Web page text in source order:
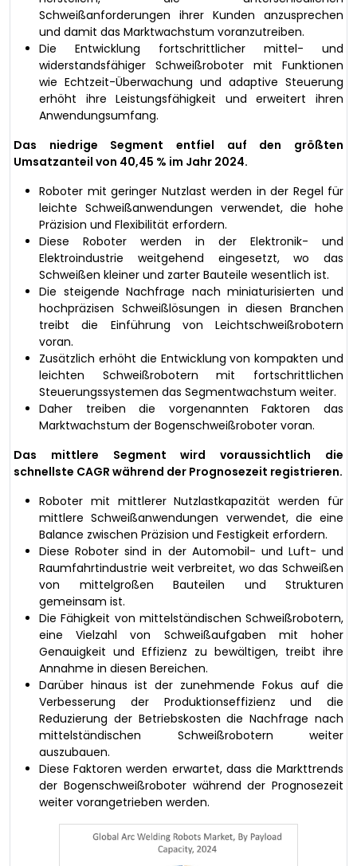
Schweißanforderungen ihrer Kunden anzusprechen
und damit das Marktwachstum voranzutreiben.
Die Entwicklung fortschrittlicher mittel- und
widerstandsfähiger Schweißroboter mit Funktionen
wie Echtzeit-Überwachung und adaptive Steuerung
erhöht ihre Leistungsfähigkeit und erweitert ihren
Anwendungsumfang.
Das niedrige Segment entfiel auf den größten
Umsatzanteil von 40,45 % im Jahr 2024.
Roboter mit geringer Nutzlast werden in der Regel für
leichte Schweißanwendungen verwendet, die hohe
Präzision und Flexibilität erfordern.
Diese Roboter werden in der Elektronik- und
Elektroindustrie weitgehend eingesetzt, wo das
Schweißen kleiner und zarter Bauteile wesentlich ist.
Die steigende Nachfrage nach miniaturisierten und
hochpräzisen Schweißlösungen in diesen Branchen
treibt die Einführung von Leichtschweißrobotern
voran.
Zusätzlich erhöht die Entwicklung von kompakten und
leichten Schweißrobotern mit fortschrittlichen
Steuerungssystemen das Segmentwachstum weiter.
Daher treiben die vorgenannten Faktoren das
Marktwachstum der Bogenschweißroboter voran.
Das mittlere Segment wird voraussichtlich die
schnellste CAGR während der Prognosezeit registrieren.
Roboter mit mittlerer Nutzlastkapazität werden für
mittlere Schweißanwendungen verwendet, die eine
Balance zwischen Präzision und Festigkeit erfordern.
Diese Roboter sind in der Automobil- und Luft- und
Raumfahrtindustrie weit verbreitet, wo das Schweißen
von mittelgroßen Bauteilen und Strukturen
gemeinsam ist.
Die Fähigkeit von mittelständischen Schweißrobotern,
eine Vielzahl von Schweißaufgaben mit hoher
Genauigkeit und Effizienz zu bewältigen, treibt ihre
Annahme in diesen Bereichen.
Darüber hinaus ist der zunehmende Fokus auf die
Verbesserung der Produktionseffizienz und die
Reduzierung der Betriebskosten die Nachfrage nach
mittelständischen Schweißrobotern weiter
auszubauen.
Diese Faktoren werden erwartet, dass die Markttrends
der Bogenschweißroboter während der Prognosezeit
weiter vorangetrieben werden.